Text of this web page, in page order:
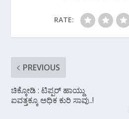
RATE:
PREVIOUS
ಚಿಕ್ಕೋಡಿ : ಟಿಪ್ಪರ್ ಹಾಯ್ದು
ಐವತ್ತಕ್ಕೂ ಅಧಿಕ ಕುರಿ ಸಾವು..!